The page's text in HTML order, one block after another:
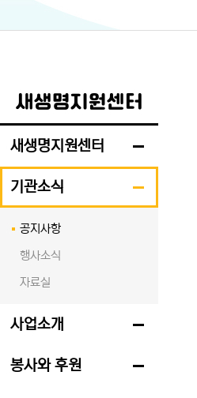
새생명지원센터
새생명지원센터
기관소식
공지사항
행사소식
자료실
사업소개
봉사와 후원